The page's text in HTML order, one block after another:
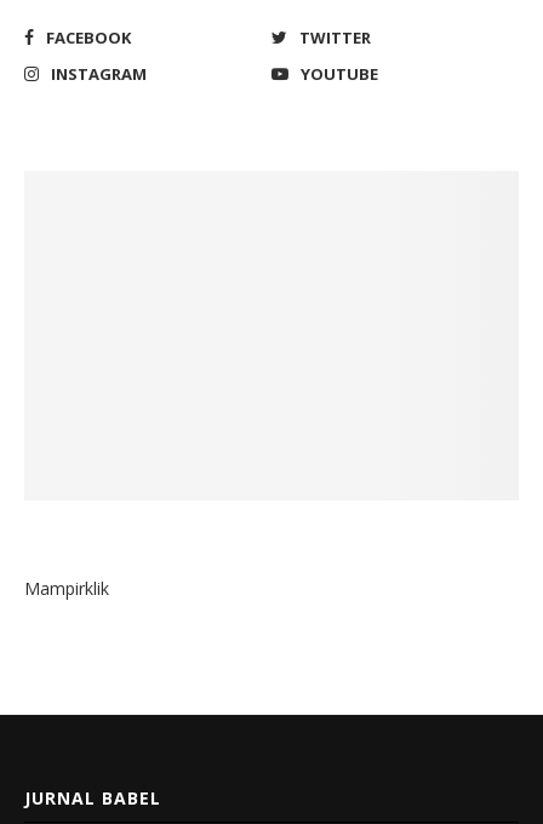
FACEBOOK
TWITTER
INSTAGRAM
YOUTUBE
Mampirklik
JURNAL BABEL